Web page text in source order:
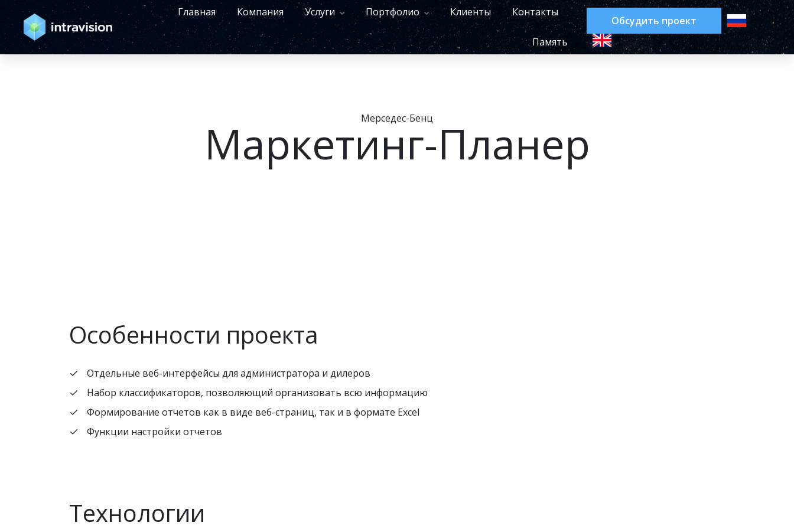
Главная Компания Услуги Портфолио Клиенты Контакты
Память
Обсудить проект
Мерседес-Бенц
Маркетинг-Планер
Особенности проекта
Отдельные веб-интерфейсы для администратора и дилеров
Набор классификаторов, позволяющий организовать всю информацию
Формирование отчетов как в виде веб-страниц, так и в формате Excel
Функции настройки отчетов
Технологии